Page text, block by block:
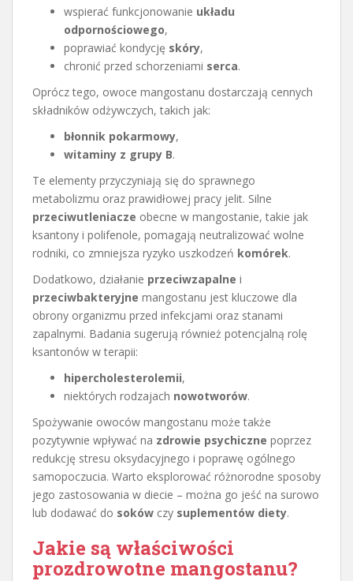
wspierać funkcjonowanie układu
odpornościowego,
poprawiać kondycję skóry,
chronić przed schorzeniami serca.
Oprócz tego, owoce mangostanu dostarczają cennych
składników odżywczych, takich jak:
błonnik pokarmowy,
witaminy z grupy B.
Te elementy przyczyniają się do sprawnego
metabolizmu oraz prawidłowej pracy jelit. Silne
przeciwutleniacze obecne w mangostanie, takie jak
ksantony i polifenole, pomagają neutralizować wolne
rodniki, co zmniejsza ryzyko uszkodzeń komórek.
Dodatkowo, działanie przeciwzapalne i
przeciwbakteryjne mangostanu jest kluczowe dla
obrony organizmu przed infekcjami oraz stanami
zapalnymi. Badania sugerują również potencjalną rolę
ksantonów w terapii:
hipercholesterolemii,
niektórych rodzajach nowotworów.
Spożywanie owoców mangostanu może także
pozytywnie wpływać na zdrowie psychiczne poprzez
redukcję stresu oksydacyjnego i poprawę ogólnego
samopoczucia. Warto eksplorować różnorodne sposoby
jego zastosowania w diecie – można go jeść na surowo
lub dodawać do soków czy suplementów diety.
Jakie są właściwości
prozdrowotne mangostanu?